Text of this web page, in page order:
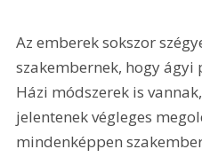
Az emberek sokszor
szakembernek, hogy
Házi módszerek is
jelentenek végleges
mindenképpen